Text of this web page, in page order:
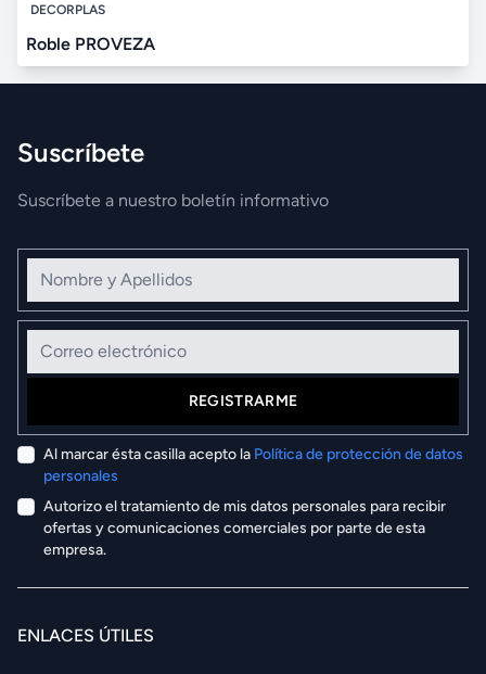
DECORPLAS
Roble PROVEZA
Suscríbete
Suscríbete a nuestro boletín informativo
Nombre y Apellidos
Correo electrónico
REGISTRARME
Al marcar ésta casilla acepto la Política de protección de datos
personales
Autorizo el tratamiento de mis datos personales para recibir
ofertas y comunicaciones comerciales por parte de esta
empresa.
ENLACES ÚTILES